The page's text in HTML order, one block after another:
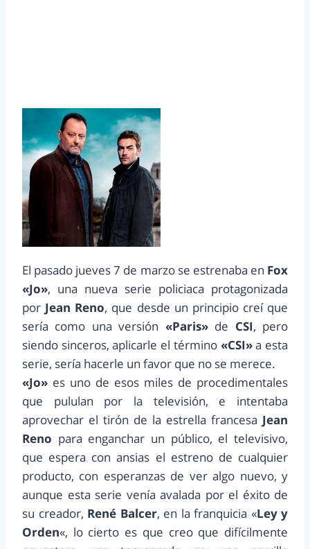
El pasado jueves 7 de marzo se estrenaba en Fox
«Jo», una nueva serie policiaca protagonizada
por Jean Reno, que desde un principio creí que
sería como una versión «Paris»de CSI, pero
siendo sinceros, aplicarle el término «CSI»a esta
serie, sería hacerle un favor que no se merece.
«Jo» es uno de esos miles de procedimentales
que pululan por la televisión, e intentaba
aprovechar el tirón de la estrella francesa Jean
Reno para enganchar un público, el televisivo,
que espera con ansias el estreno de cualquier
producto, con esperanzas de ver algo nuevo, y
aunque esta serie venía avalada por el éxito de
su creador, René Balcer, en la franquicia «Ley y
Orden«, lo cierto es que creo que difícilmente